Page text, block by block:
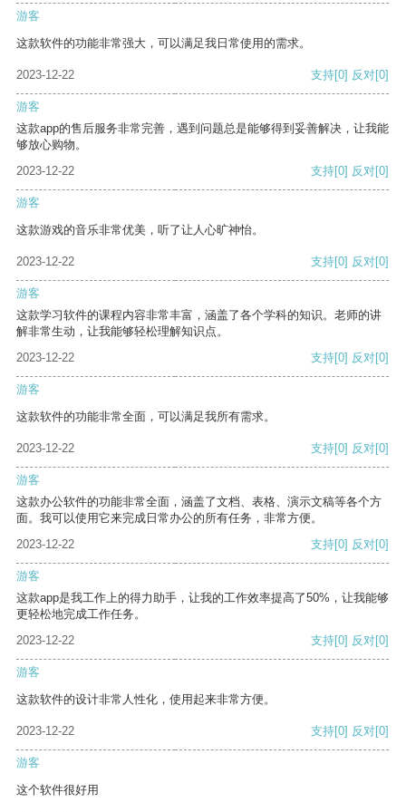
游客
这款软件的功能非常强大，可以满足我日常使用的需求。
2023-12-22 支持[0] 反对[0]
游客
这款app的售后服务非常完善，遇到问题总是能够得到妥善解决，让我能
够放心购物。
2023-12-22
支持[0] 反对[0]
游客
这款游戏的音乐非常优美，听了让人心旷神怡。
2023-12-22 支持[0] 反对[0]
游客
这款学习软件的课程内容非常丰富，涵盖了各个学科的知识。老师的讲
解非常生动，让我能够轻松理解知识点。
2023-12-22
支持[0] 反对[0]
游客
这款软件的功能非常全面，可以满足我所有需求。
2023-12-22 支持[0] 反对[0]
游客
这款办公软件的功能非常全面，涵盖了文档、表格、演示文稿等各个方
面。我可以使用它来完成日常办公的所有任务，非常方便。
2023-12-22
支持[0] 反对[0]
游客
这款app是我工作上的得力助手，让我的工作效率提高了50%，让我能够
更轻松地完成工作任务。
2023-12-22
支持[0] 反对[0]
游客
这款软件的设计非常人性化，使用起来非常方便。
2023-12-22 支持[0] 反对[0]
游客
这个软件很好用